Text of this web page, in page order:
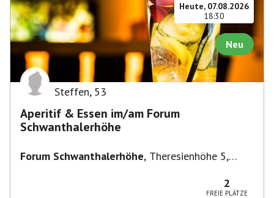
Heute, 07.08.2026
18:30
Neu
Steffen, 53
Aperitif & Essen im/am Forum
Schwanthalerhöhe
Forum Schwanthalerhöhe, Theresienhöhe 5,
2
FREIE PLÄTZE